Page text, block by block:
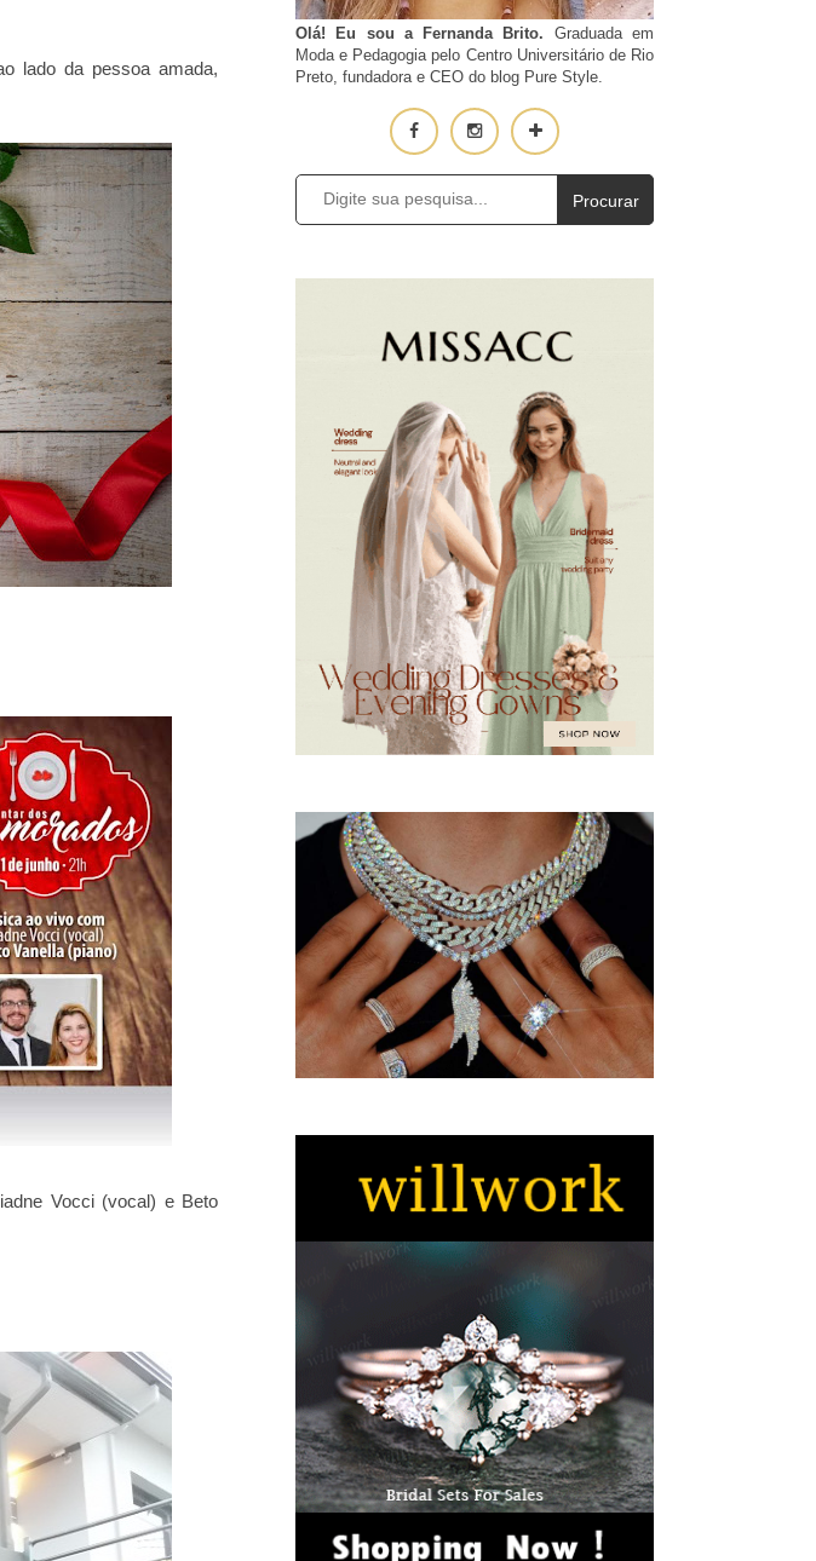
lado da pessoa amada,
Vocci (vocal) e Beto
Olá! Eu sou a Fernanda Brito. Graduada em
Moda e Pedagogia pelo Centro Universitário de Rio
Preto, fundadora e CEO do blog Pure Style.
Procurar